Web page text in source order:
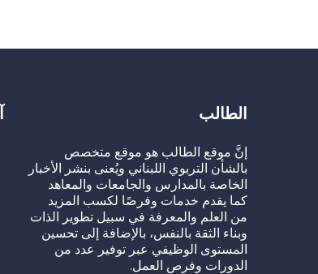
الطالب
إنَّ موقع الطالب هو موقع متخصص
بالشأن التربوي اللبناني ويُعنى بنشر الأخبار
الخاصة بالمدارس والجامعات والمعاهد
كما يقدم خدمات وفرصًا لكسب المزيد
من العلم والمعرفة في سبيل تطوير الذات
وبناء الثقة بالنفس، بالإضافة إلى تحسين
المستوى الوظيفي عبر توفير عدد من
الدورات وفرص العمل.